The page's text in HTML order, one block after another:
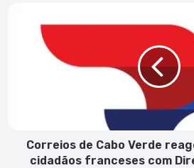
franceses
Correios de Cabo Verde
cidadãos franceses com